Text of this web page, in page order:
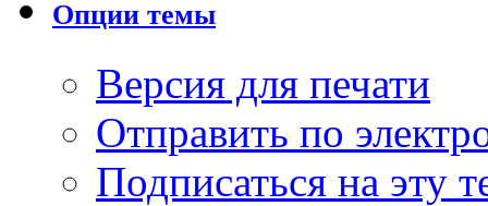
Опции темы
Версия для печати
Отправить по
Подписаться на эту